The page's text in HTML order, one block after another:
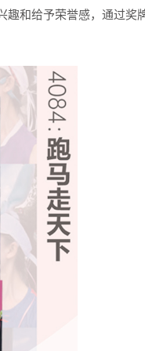
趣和给予荣誉感，通过奖